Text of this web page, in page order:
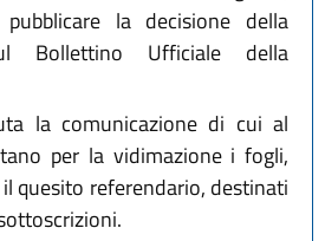
la decisione della
Bollettino Ufficiale della
la comunicazione di cui al
per la vidimazione i fogli,
quesito referendario, destinati